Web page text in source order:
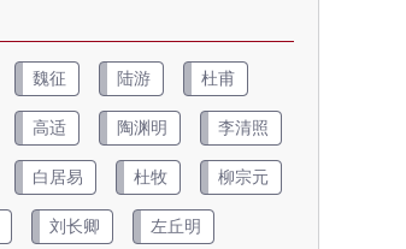
魏征 陆游 杜甫
高适 陶渊明 李清照
白居易 杜牧 柳宗元
刘长卿 左丘明